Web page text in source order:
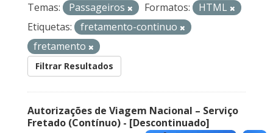
Temas:
Passageiros Formatos:
HTML
Etiquetas:
fretamento-continuo
fretamento
Filtrar Resultados
Autorizações de Viagem Nacional – Serviço
Fretado (Contínuo) - [Descontinuado]